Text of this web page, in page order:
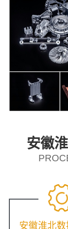
安徽
安徽淮北